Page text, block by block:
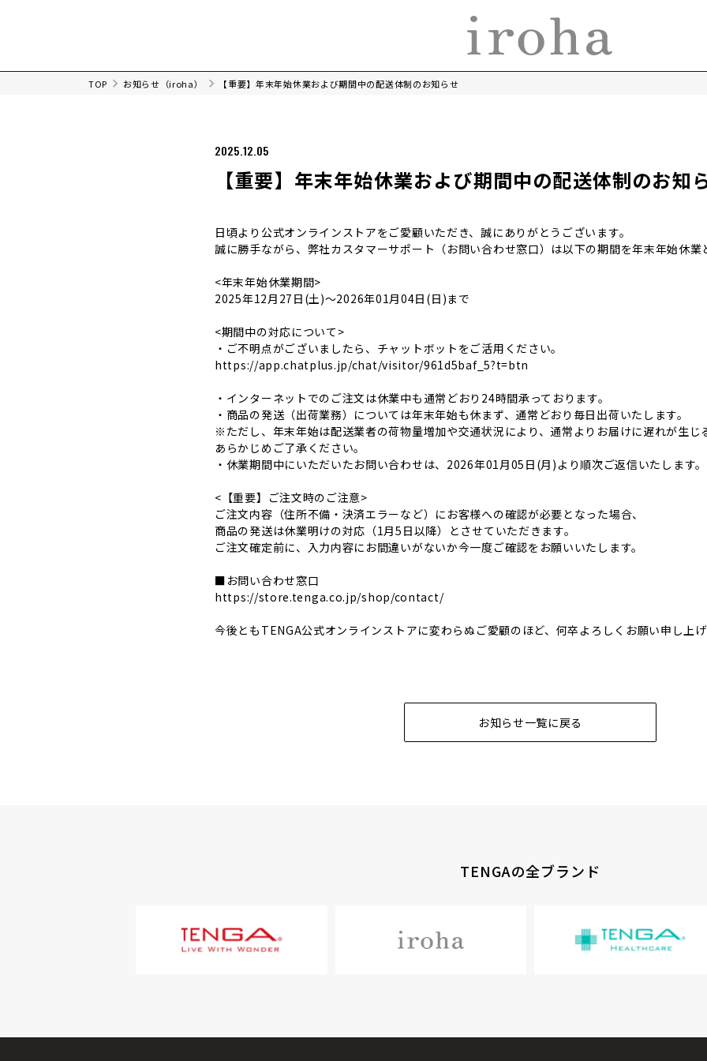
TOP お知らせ（iroha） 【重要】年末年始休業および期間中の配送体制のお知らせ
2025.12.05
【重要】年末年始休業および期間中の配送体制のお知
日頃より公式オンラインストアをご愛顧いただき、誠にありがとうございます。
誠に勝手ながら、弊社カスタマーサポート（お問い合わせ窓口）は以下の期間を年末年始休業
<年末年始休業期間>
2025年12月27日(土)～2026年01月04日(日)まで
<期間中の対応について>
・ご不明点がございましたら、チャットボットをご活用ください。
https://app.chatplus.jp/chat/visitor/961d5baf_5?t=btn
・インターネットでのご注文は休業中も通常どおり24時間承っております。
・商品の発送（出荷業務）については年末年始も休まず、通常どおり毎日出荷いたします。
※ただし、年末年始は配送業者の荷物量増加や交通状況により、通常よりお届けに遅れが生じ
あらかじめご了承ください。
・休業期間中にいただいたお問い合わせは、2026年01月05日(月)より順次ご返信いたします。
<【重要】ご注文時のご注意>
ご注文内容（住所不備・決済エラーなど）にお客様への確認が必要となった場合、
商品の発送は休業明けの対応（1月5日以降）とさせていただきます。
ご注文確定前に、入力内容にお間違いがないか今一度ご確認をお願いいたします。
■お問い合わせ窓口
https://store.tenga.co.jp/shop/contact/
今後ともTENGA公式オンラインストアに変わらぬご愛顧のほど、何卒よろしくお願い申し上げ
お知らせ一覧に戻る
TENGAの全ブランド